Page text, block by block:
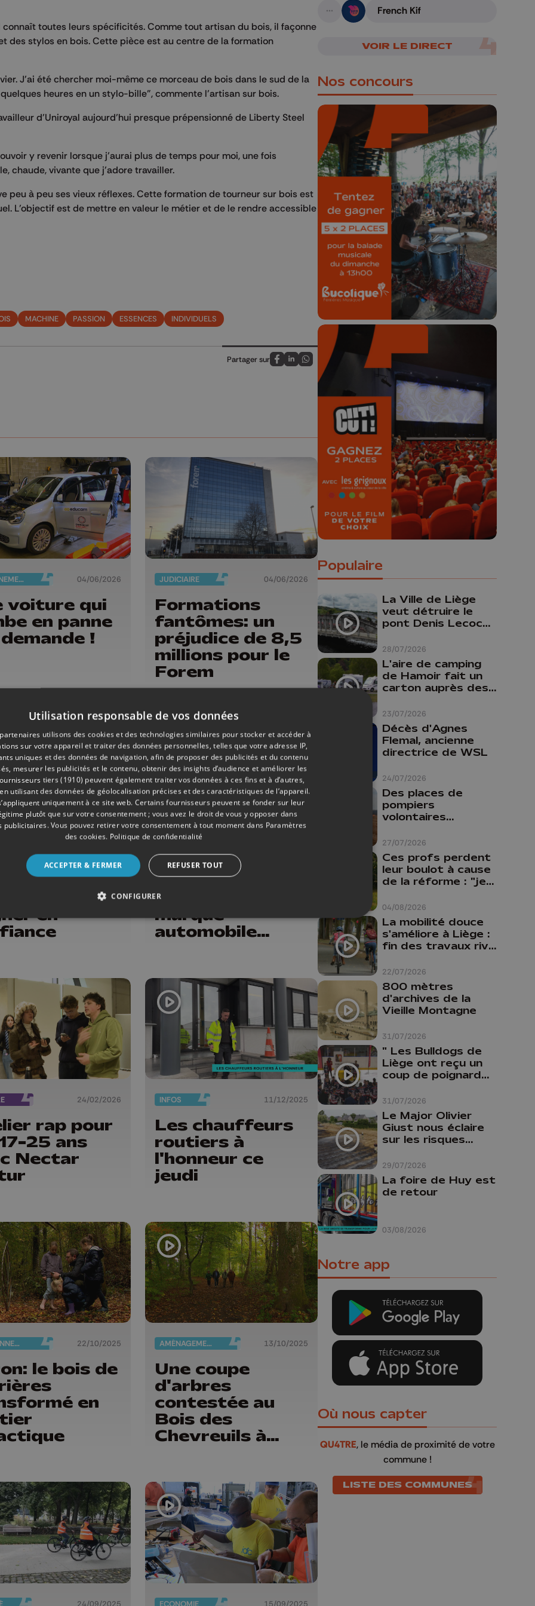
toutes leurs spécificités. Comme tout artisan du bois, il façonne
des stylos en bois. Cette pièce est au centre de la formation
J’ai été chercher moi-même ce morceau de bois dans le sud de la
heures en un stylo-bille", commente l’artisan sur bois.
d’Uniroyal aujourd’hui presque prépensionné de Liberty Steel
y revenir lorsque j’aurai plus de temps pour moi, une fois
chaude, vivante que j’adore travailler.
peu à peu ses vieux réflexes. Cette formation de tourneur sur bois est
L’objectif est de mettre en valeur le métier et de le rendre accessible
MACHINE PASSION ESSENCES INDIVIDUELS
Partager sur
Partagez sur FaceBook
Partagez sur LinkedIn
Partagez sur Whatsapp
ENSEIGNEMENT 04/06/2026
voiture qui
en panne
!
JUDICIAIRE 04/06/2026
Formations
fantômes: un
préjudice de 8,5
millions pour le
Forem
11/04/2026
dans le
: une
pour
en
Se former
comme
mécanicien d’un
marque
automobile
24/02/2026
rap pour
25 ans
Nectar
INFOS 11/12/2025
Les chauffeurs
routiers à
l'honneur ce
jeudi
ENVIRONNEMENT 22/10/2025
le bois de
en
AMÉNAGEMENT DU TERRITOIRE 13/10/2025
Une coupe
d'arbres
contestée au
Bois des
Chevreuils à
24/09/2025 ECONOMIE 15/09/2025
A suivre
French Kif
VOIR LE DIRECT
Nos concours
🎁 Gagnez 5x2
places pour le
Bucolique Ferrières
Festival 🌿🎶
Concours valable jusqu'au 9 août,
23h59.
🎬 Concours CUT x
Les Grignoux ✨
Concours permanent - 2 places à
gagner chaque semaine !
Populaire
28/07/2026
La Ville de Liège
veut détruire le
pont Denis Lecocq
budget pour le
faire
23/07/2026
L'aire de camping
de Hamoir fait un
carton auprès des
24/07/2026
Décès d'Agnes
Flemal, ancienne
directrice de WSL
27/07/2026
Des places de
pompiers
volontaires
province de Liège :
"Un citoyen qui
n'est formé ne
peut pas nous
aider"
04/08/2026
Ces profs perdent
leur boulot à cause
de la réforme : "je
comme prof que
comme
pharmacienne"
22/07/2026
La mobilité douce
s'améliore à Liège :
fin des travaux rive
cyclo-piétonnes
Avroy et
Guillemins...
31/07/2026
800 mètres
d'archives de la
Vieille Montagne
31/07/2026
" Les Bulldogs de
Liège ont reçu un
coup de poignard
29/07/2026
Le Major Olivier
Giust nous éclaire
sur les risques
Belgique : "Un
incendie comme en
Gironde ne pourrait
pas avoir lieu chez
03/08/2026
La foire de Huy est
de retour
Notre app
Où nous capter
QU4TRE, le média de proximité de votre
commune !
LISTE DES COMMUNES
Utilisation responsable de vos données
utilisons des cookies et des technologies similaires pour stocker et accéder à
sur votre appareil et traiter des données personnelles, telles que votre adresse IP,
uniques et des données de navigation, afin de proposer des publicités et du contenu
mesurer les publicités et le contenu, obtenir des insights d’audience et améliorer les
tiers (1910) peuvent également traiter vos données à ces fins et à d’autres,
utilisant des données de géolocalisation précises et des caractéristiques de l’appareil.
uniquement à ce site web. Certains fournisseurs peuvent se fonder sur leur
plutôt que sur votre consentement ; vous avez le droit de vous y opposer dans
publicitaires. Vous pouvez retirer votre consentement à tout moment dans Paramètres
des cookies. Politique de confidentialité
ACCEPTER & FERMER REFUSER TOUT
CONFIGURER